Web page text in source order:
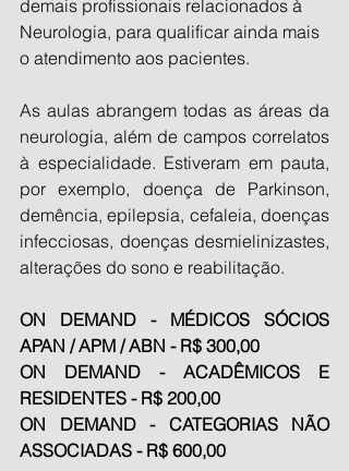
demais profissionais relacionados à
Neurologia, para qualificar ainda mais
o atendimento aos pacientes.
As aulas abrangem todas as áreas da
neurologia, além de campos correlatos
à especialidade. Estiveram em pauta,
por exemplo, doença de Parkinson,
demência, epilepsia, cefaleia, doenças
infecciosas, doenças desmielinizastes,
alterações do sono e reabilitação.
ON DEMAND - MÉDICOS SÓCIOS
APAN / APM / ABN - R$ 300,00
ON DEMAND - ACADÊMICOS E
RESIDENTES - R$ 200,00
ON DEMAND - CATEGORIAS NÃO
ASSOCIADAS - R$ 600,00